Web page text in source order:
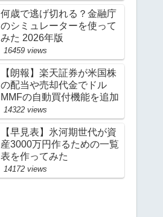
何歳で逃げ切れる？金融庁
のシミュレーターを使って
みた 2026年版
16459 views
【朗報】楽天証券が米国株
の配当や売却代金でドル
MMFの自動買付機能を追加
14322 views
【早見表】氷河期世代が資
産3000万円作るための一覧
表を作ってみた
14172 views